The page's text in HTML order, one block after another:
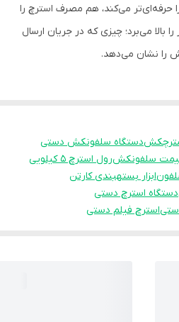
حرفه‌ای‌تر می‌کند، هم مصرف استرچ را
می‌برد؛ چیزی که در جریان ارسال
را نشان می‌دهد.
دستگاه سلفونکش دستی
سلفونکشرول استرچ ۵ کیلویی
ابزار بستهبندی کارتن
دستگاه استرچ دستی
استرچ فیلم دستی